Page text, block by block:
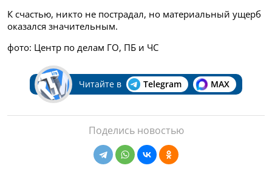
К счастью, никто не пострадал, но материальный ущерб
оказался значительным.
фото: Центр по делам ГО, ПБ и ЧС
Читайте в Telegram MAX
Поделись новостью